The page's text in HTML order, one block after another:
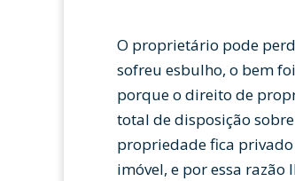
O proprietário pode
sofreu esbulho, o bem
porque o direito de
total de disposição
propriedade fica
imóvel, e por essa razão